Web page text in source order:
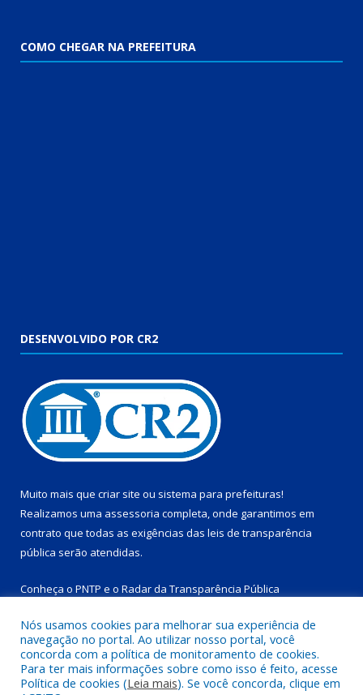
COMO CHEGAR NA PREFEITURA
DESENVOLVIDO POR CR2
Muito mais que criar site ou sistema para prefeituras!
Realizamos uma assessoria completa, onde garantimos em
contrato que todas as exigências das leis de transparência
pública serão atendidas.
Conheça o PNTP e o Radar da Transparência Pública
Todos os direitos reservados a Prefeitura Municipal de
Salinópolis.
Nós usamos cookies para melhorar sua experiência de
navegação no portal. Ao utilizar nosso portal, você
concorda com a política de monitoramento de cookies.
Para ter mais informações sobre como isso é feito, acesse
Política de cookies (Leia mais). Se você concorda, clique em